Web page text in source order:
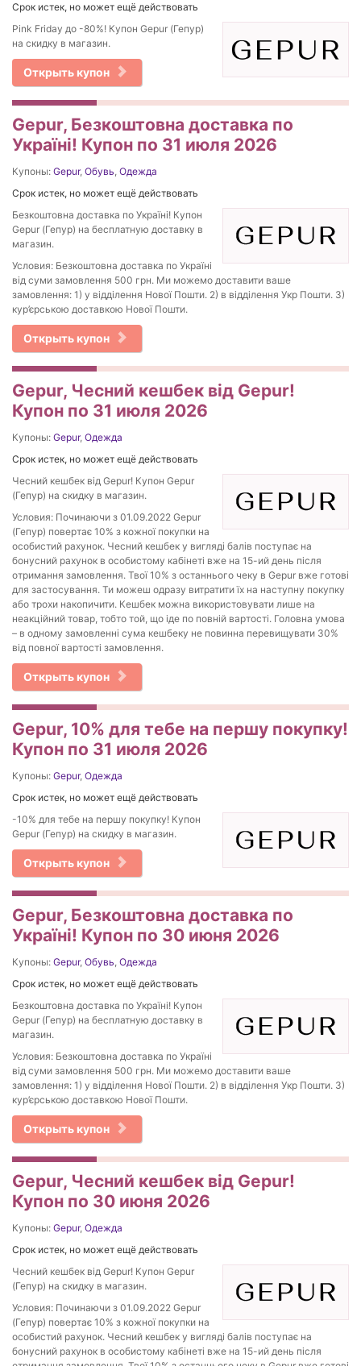
Срок истек, но может ещё действовать
Pink Friday до -80%! Купон Gepur (Гепур)
на скидку в магазин.
Открыть купон
Gepur, Безкоштовна доставка по
Україні! Купон по 31 июля 2026
Купоны: Gepur, Обувь, Одежда
Срок истек, но может ещё действовать
Безкоштовна доставка по Україні! Купон
Gepur (Гепур) на бесплатную доставку в
магазин.
Условия: Безкоштовна доставка по Україні
від суми замовлення 500 грн. Ми можемо доставити ваше
замовлення: 1) у відділення Нової Пошти. 2) в відділення Укр Пошти. 3)
кур’єрською доставкою Нової Пошти.
Открыть купон
Gepur, Чесний кешбек від Gepur!
Купон по 31 июля 2026
Купоны: Gepur, Одежда
Срок истек, но может ещё действовать
Чесний кешбек від Gepur! Купон Gepur
(Гепур) на скидку в магазин.
Условия: Починаючи з 01.09.2022 Gepur
(Гепур) повертає 10% з кожної покупки на
особистий рахунок. Чесний кешбек у вигляді балів поступає на
бонусний рахунок в особистому кабінеті вже на 15-ий день після
отримання замовлення. Твої 10% з останнього чеку в Gepur вже готові
для застосування. Ти можеш одразу витратити їх на наступну покупку
або трохи накопичити. Кешбек можна використовувати лише на
неакційний товар, тобто той, що іде по повній вартості. Головна умова
– в одному замовленні сума кешбеку не повинна перевищувати 30%
від повної вартості замовлення.
Открыть купон
Gepur, 10% для тебе на першу покупку!
Купон по 31 июля 2026
Купоны: Gepur, Одежда
Срок истек, но может ещё действовать
-10% для тебе на першу покупку! Купон
Gepur (Гепур) на скидку в магазин.
Открыть купон
Gepur, Безкоштовна доставка по
Україні! Купон по 30 июня 2026
Купоны: Gepur, Обувь, Одежда
Срок истек, но может ещё действовать
Безкоштовна доставка по Україні! Купон
Gepur (Гепур) на бесплатную доставку в
магазин.
Условия: Безкоштовна доставка по Україні
від суми замовлення 500 грн. Ми можемо доставити ваше
замовлення: 1) у відділення Нової Пошти. 2) в відділення Укр Пошти. 3)
кур’єрською доставкою Нової Пошти.
Открыть купон
Gepur, Чесний кешбек від Gepur!
Купон по 30 июня 2026
Купоны: Gepur, Одежда
Срок истек, но может ещё действовать
Чесний кешбек від Gepur! Купон Gepur
(Гепур) на скидку в магазин.
Условия: Починаючи з 01.09.2022 Gepur
(Гепур) повертає 10% з кожної покупки на
особистий рахунок. Чесний кешбек у вигляді балів поступає на
бонусний рахунок в особистому кабінеті вже на 15-ий день після